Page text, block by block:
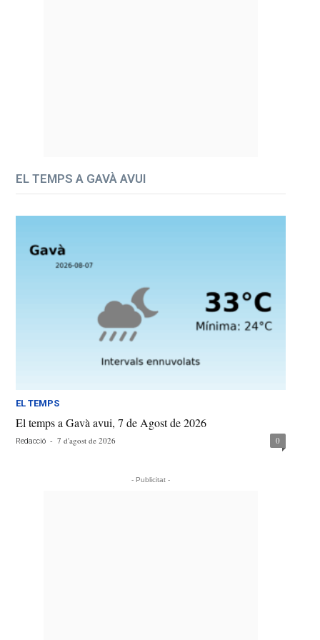
EL TEMPS A GAVÀ AVUI
EL TEMPS
El temps a Gavà avui, 7 de Agost de 2026
Redacció - 7 d'agost de 2026 0
- Publicitat -